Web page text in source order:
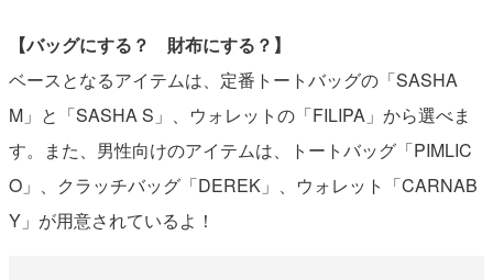
【バッグにする？ 財布にする？】
ベースとなるアイテムは、定番トートバッグの「SASHA
M」と「SASHA S」、ウォレットの「FILIPA」から選べま
す。また、男性向けのアイテムは、トートバッグ「PIMLIC
O」、クラッチバッグ「DEREK」、ウォレット「CARNAB
Y」が用意されているよ！